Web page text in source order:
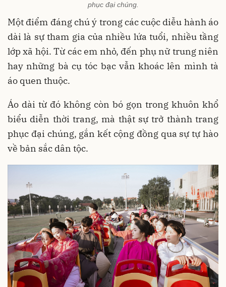
phục đại chúng.
Một điểm đáng chú ý trong các cuộc diễu hành áo
dài là sự tham gia của nhiều lứa tuổi, nhiều tầng
lớp xã hội. Từ các em nhỏ, đến phụ nữ trung niên
hay những bà cụ tóc bạc vẫn khoác lên mình tà
áo quen thuộc.
Áo dài từ đó không còn bó gọn trong khuôn khổ
biểu diễn thời trang, mà thật sự trở thành trang
phục đại chúng, gắn kết cộng đồng qua sự tự hào
về bản sắc dân tộc.